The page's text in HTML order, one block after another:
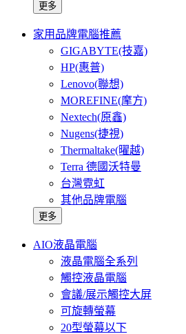
更多
家用品牌電腦推薦
GIGABYTE(技嘉)
HP(惠普)
Lenovo(聯想)
MOREFINE(摩方)
Nextech(原鑫)
Nugens(捷視)
Thermaltake(曜越)
Terra 德國沃特曼
台灣霓虹
其他品牌電腦
更多
AIO液晶電腦
液晶電腦全系列
觸控液晶電腦
會議/展示觸控大屏
可旋轉螢幕
20型螢幕以下